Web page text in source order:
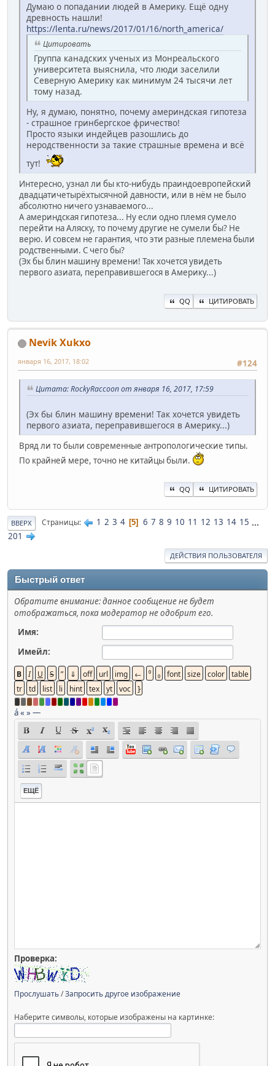
Думаю о попадании людей в Америку. Ещё одну
древность нашли!
https://lenta.ru/news/2017/01/16/north_america/
Цитировать
Группа канадских ученых из Монреальского
университета выяснила, что люди заселили
Северную Америку как минимум 24 тысячи лет
тому назад.
Ну, я думаю, понятно, почему америндская гипотеза
- страшное гринбергское фричество!
Просто языки индейцев разошлись до
неродственности за такие страшные времена и всё
тут!
Интересно, узнал ли бы кто-нибудь праиндоевропейский
двадцатичетырёхтысячной давности, или в нём не было
абсолютно ничего узнаваемого...
А америндская гипотеза... Ну если одно племя сумело
перейти на Аляску, то почему другие не сумели бы? Не
верю. И совсем не гарантия, что эти разные племена были
родственными. С чего бы?
(Эх бы блин машину времени! Так хочется увидеть
первого азиата, переправившегося в Америку...)
QQ ЦИТИРОВАТЬ
Nevik Xukxo
#124
января 16, 2017, 18:02
Цитата: RockyRaccoon от января 16, 2017, 17:59
(Эх бы блин машину времени! Так хочется увидеть
первого азиата, переправившегося в Америку...)
Вряд ли то были современные антропологические типы.
По крайней мере, точно не китайцы были.
QQ ЦИТИРОВАТЬ
ВВЕРХ Страницы 1 2 3 4 5 6 7 8 9 10 11 12 13 14 15 ...
201
ДЕЙСТВИЯ ПОЛЬЗОВАТЕЛЯ
Быстрый ответ
Обратите внимание: данное сообщение не будет
отображаться, пока модератор не одобрит его.
Имя:
Имейл:
á« »—
ЕЩЁ
Проверка:
Прослушать/Запросить другое изображение
Наберите символы, которые изображены на картинке: